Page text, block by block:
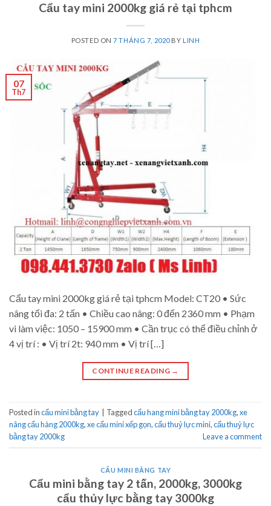
Cẩu tay mini 2000kg giá rẻ tại tphcm
POSTED ON7 THÁNG 7, 2020BY LINH
07
Th7
Cẩu tay mini 2000kg giá rẻ tại tphcm Model: CT20 • Sức
nâng tối đa: 2 tấn • Chiều cao nâng: 0 đến 2360 mm • Phạm
vi làm việc: 1050 – 15900 mm • Cần trục có thể điều chỉnh ở
4 vị trí : • Vị trí 2t: 940 mm • Vị trí […]
CONTINUE READING →
Posted incẩu mini bằng tay Taggedcẩu hang mini bằng tay 2000kg,xe
nâng cẩu hàng 2000kg,xe cẩu mini xếp gọn,cẩu thuỷ lực mini,cẩu thuỷ lực
bằng tay 2000kg
Leave a comment
CẨU MINI BẰNG TAY
Cẩu mini bằng tay 2 tấn, 2000kg, 3000kg
cẩu thủy lực bằng tay 3000kg